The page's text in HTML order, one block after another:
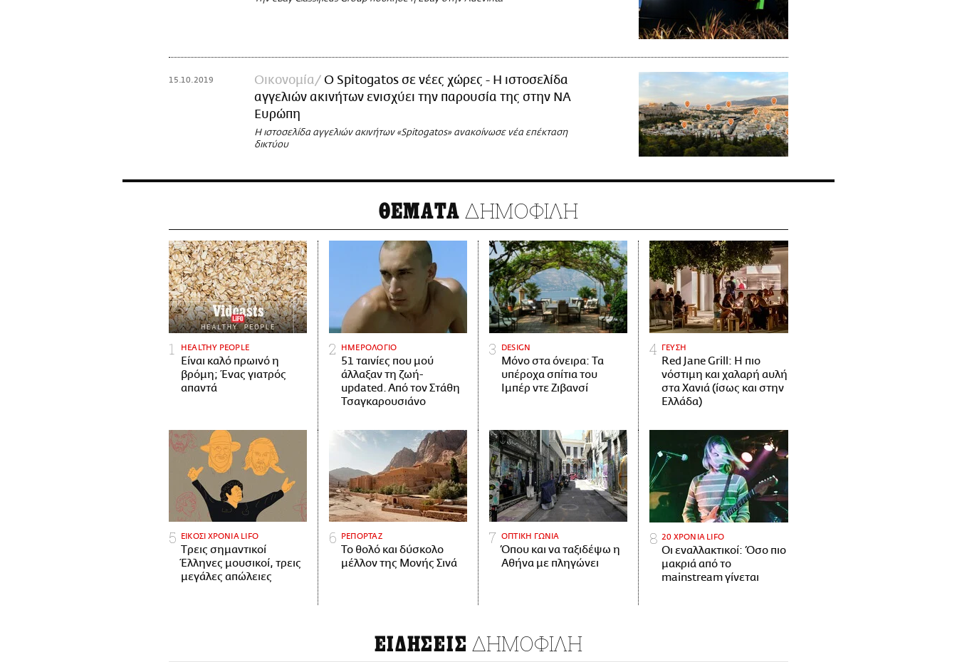
15.10.2019 Οικονομία
Ο Spitogatos σε νέες χώρες - Η ιστοσελίδα
αγγελιών ακινήτων ενισχύει την παρουσία της στην ΝΑ
Ευρώπη
Η ιστοσελίδα αγγελιών ακινήτων «Spitogatos» ανακοίνωσε νέα επέκταση
δικτύου
ΘΕΜΑΤΑ ΔΗΜΟΦΙΛΗ
HEALTHY PEOPLE
Είναι καλό πρωινό η
βρόμη; Ένας γιατρός
απαντά
ΗΜΕΡΟΛΟΓΙΟ
51 ταινίες που μού
άλλαξαν τη ζωή-
updated. Aπό τον Στάθη
Τσαγκαρουσιάνο
DESIGN
Μόνο στα όνειρα: Τα
υπέροχα σπίτια του
Ιμπέρ ντε Ζιβανσί
ΓΕΥΣΗ
Red Jane Grill: Η πιο
νόστιμη και χαλαρή αυλή
στα Χανιά (ίσως και στην
Ελλάδα)
ΕΙΚΟΣΙ ΧΡΟΝΙΑ LIFO
Tρεις σημαντικοί
Έλληνες μουσικοί, τρεις
μεγάλες απώλειες
ΡΕΠΟΡΤΑΖ
Το θολό και δύσκολο
μέλλον της Μονής Σινά
ΟΠΤΙΚΗ ΓΩΝΙΑ
Όπου και να ταξιδέψω η
Αθήνα με πληγώνει
20 ΧΡΟΝΙΑ LIFO
Οι εναλλακτικοί: Όσο πιο
μακριά από το
mainstream γίνεται
ΕΙΔΗΣΕΙΣ ΔΗΜΟΦΙΛΗ